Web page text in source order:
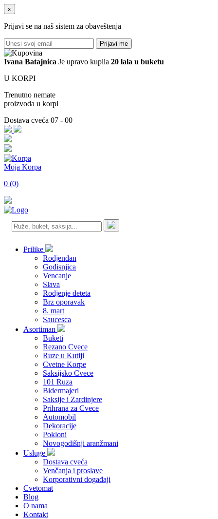
x
Prijavi se na naš sistem za obaveštenja
Prijavi me
Ivana Batajnica Je upravo kupila 20 lala u buketu
U KORPI
Trenutno nemate
proizvoda u korpi
Dostava cveća 07 - 00
Moja Korpa
0 (0)
Prilike
Rodjendan
Godisnjica
Vencanje
Slava
Rodjenje deteta
Brz oporavak
8. mart
Saucesca
Asortiman
Buketi
Rezano Cvece
Ruze u Kutiji
Cvetne Korpe
Saksijsko Cvece
101 Ruza
Bidermajeri
Saksije i Zardinjere
Prihrana za Cvece
Automobil
Dekoracije
Pokloni
Novogodišnji aranžmani
Usluge
Dostava cveća
Venčanja i proslave
Korporativni događaji
Cvetomat
Blog
O nama
Kontakt